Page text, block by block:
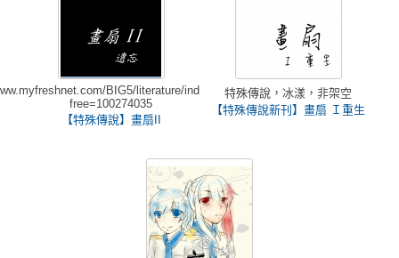
BIG5/literature/indextext.asp?
free=100274035
【特殊傳說】畫扇II
特殊傳說，冰漾，非架空
【特殊傳說新刊】畫扇 Ｉ重生